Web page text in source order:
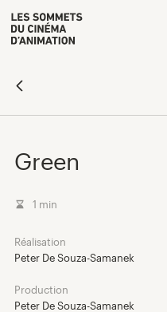
Skip
to
content
Skip
to
navigation
Green
1 min
Réalisation
Peter De Souza-Samanek
Production
Peter De Souza-Samanek